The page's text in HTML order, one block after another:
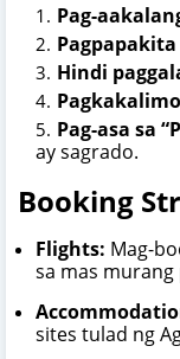
Pag-
Hindi
Pag-asa sa
ay sagrado.
Booking
Flights: Mag-
sa mas murang
sites tulad ng